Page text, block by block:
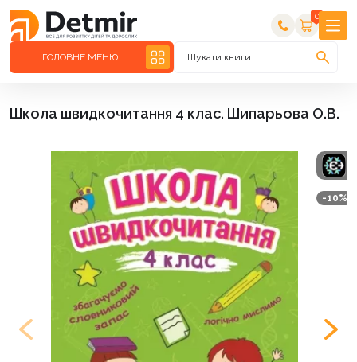
0
ГОЛОВНЕ МЕНЮ Шукати книги
Школа швидкочитання 4 клас. Шипарьова О.В.
-10%